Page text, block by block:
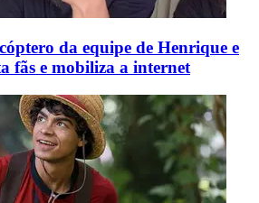
da equipe de Henrique e
fãs e mobiliza a internet